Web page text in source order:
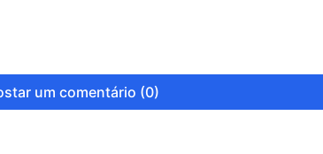
um comentário (0)